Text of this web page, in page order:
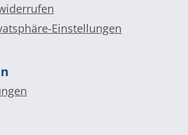
Einstellungen